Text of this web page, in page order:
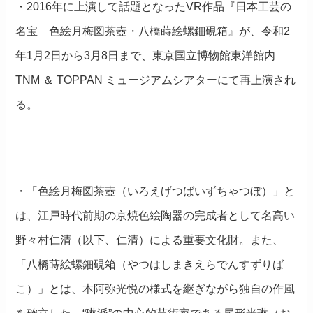
・2016年に上演して話題となったVR作品『日本工芸の
名宝 色絵月梅図茶壺・八橋蒔絵螺鈿硯箱』が、令和2
年1月2日から3月8日まで、東京国立博物館東洋館内
TNM ＆ TOPPAN ミュージアムシアターにて再上演され
る。
・「色絵月梅図茶壺（いろえげつばいずちゃつぼ）」と
は、江戸時代前期の京焼色絵陶器の完成者として名高い
野々村仁清（以下、仁清）による重要文化財。また、
「八橋蒔絵螺鈿硯箱（やつはしまきえらでんすずりば
こ）」とは、本阿弥光悦の様式を継ぎながら独自の作風